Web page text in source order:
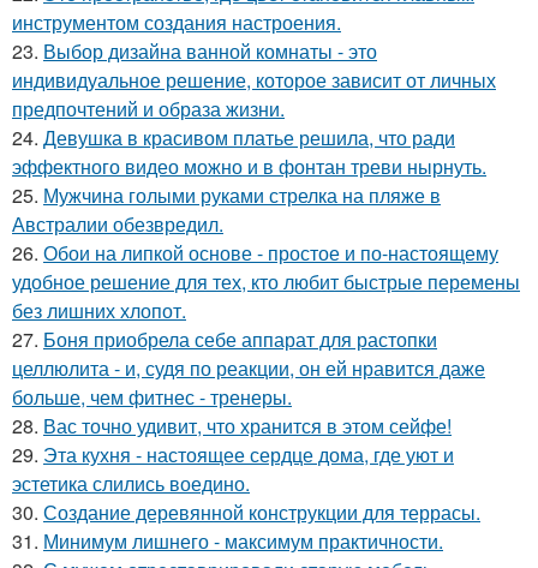
инструментом создания настроения.
23. Выбор дизайна ванной комнаты - это
индивидуальное решение, которое зависит от личных
предпочтений и образа жизни.
24. Девушка в красивом платье решила, что ради
эффектного видео можно и в фонтан треви нырнуть.
25. Мужчина голыми руками стрелка на пляже в
Австралии обезвредил.
26. Обои на липкой основе - простое и по-настоящему
удобное решение для тех, кто любит быстрые перемены
без лишних хлопот.
27. Боня приобрела себе аппарат для растопки
целлюлита - и, судя по реакции, он ей нравится даже
больше, чем фитнес - тренеры.
28. Вас точно удивит, что хранится в этом сейфе!
29. Эта кухня - настоящее сердце дома, где уют и
эстетика слились воедино.
30. Создание деревянной конструкции для террасы.
31. Минимум лишнего - максимум практичности.